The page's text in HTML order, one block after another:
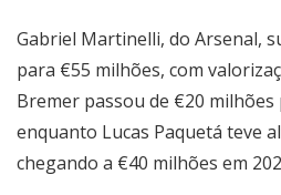
Gabriel Martinelli, do Arsenal,
para €55 milhões, com
Bremer passou de €20
enquanto Lucas Paquetá teve
chegando a €40 milhões em